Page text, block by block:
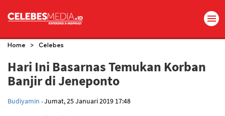
Home > Celebes
Hari Ini Basarnas Temukan Korban
Banjir di Jeneponto
Budiyamin .Jumat, 25 Januari 2019 17:48